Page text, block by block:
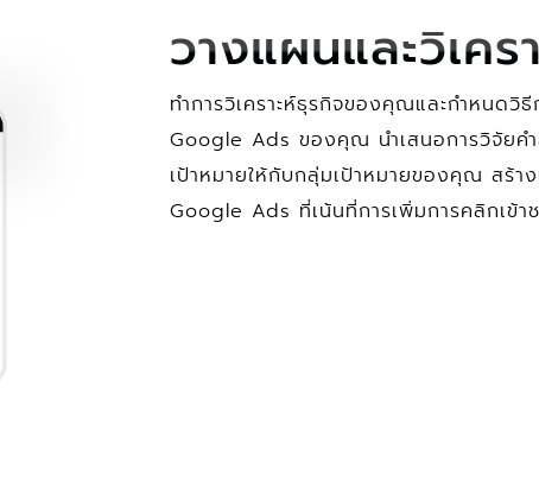
วางแผนและวิเคร
ทำการวิเคราะห์ธุรกิจของคุณและกำหนดวิ
Google Ads ของคุณ นำเสนอการวิจัยค
เป้าหมายให้กับกลุ่มเป้าหมายของคุณ สร้า
Google Ads ที่เน้นที่การเพิ่มการคลิกเข้า